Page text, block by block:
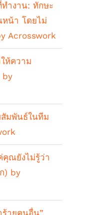
ำงาน: ทักษะ
หน้า โดยไม่
Acrosswork
ห้ความ
by
มพันธ์ในทีม
ณยังไม่รู้ว่า
) by